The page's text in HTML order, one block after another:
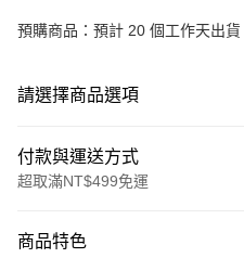
預購商品：預計 20 個工作天出貨
請選擇商品選項
付款與運送方式
超取滿NT$499免運
信用卡一次付款
商品特色